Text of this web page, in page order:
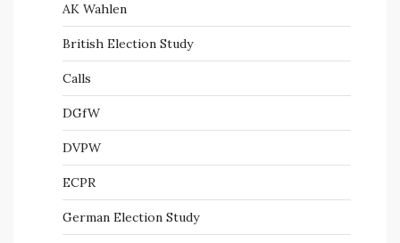
AK Wahlen
British Election Study
Calls
DGfW
DVPW
ECPR
German Election Study